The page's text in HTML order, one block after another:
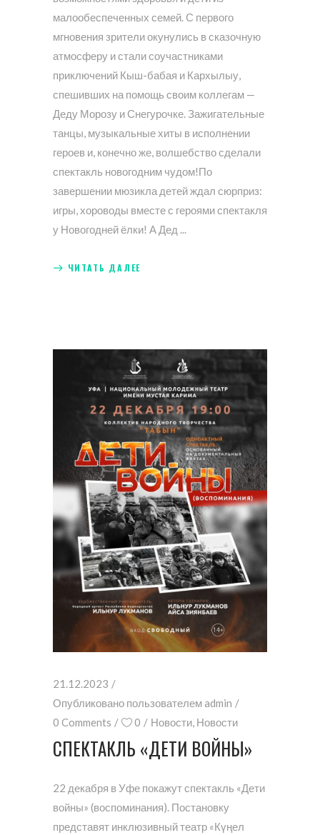
малообеспеченных семей. С первого
мгновения зрители окунулись в сказочную
атмосферу и стали соучастниками
приключений Кыш-бабая и Кархылыу,
спешивших на помощь своим коллегам —
Деду Морозу и Снегурочке. Зажигательные
танцы, музыкальные хиты в исполнении
героев и, конечно же, волшебство сделали
спектакль новогодним чудом!По
завершении мюзикла детей ждал сюрприз:
игры, хороводы вместе с героями спектакля
у Новогодней ёлки! А Дед
ЧИТАТЬ ДАЛЕЕ
21.12.2023
Опубликовано пользователемadmin
0 Comments
0 Новости, Новости
СПЕКТАКЛЬ «ДЕТИ ВОЙНЫ»
22 декабря в Уфе покажут спектакль «Дети
войны» (воспоминания). Постановку
представят инклюзивный театр «Күңел